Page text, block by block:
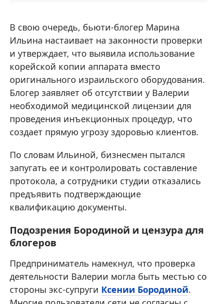
В свою очередь, бьюти-блогер Марина
Ильина настаивает на законности проверки
и утверждает, что выявила использование
корейской копии аппарата вместо
оригинального израильского оборудования.
Блогер заявляет об отсутствии у Валерии
необходимой медицинской лицензии для
проведения инъекционных процедур, что
создает прямую угрозу здоровью клиентов.
По словам Ильиной, бизнесмен пытался
запугать ее и контролировать составление
протокола, а сотрудники студии отказались
предъявить подтверждающие
квалификацию документы.
Подозрения Бородиной и цензура для
блогеров
Предприниматель намекнул, что проверка
деятельности Валерии могла быть местью со
стороны экс-супруги Ксении Бородиной.